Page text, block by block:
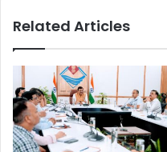
जि
स्क
आ
कृ
ति
,
ज
8
7
मा
म
Related Articles